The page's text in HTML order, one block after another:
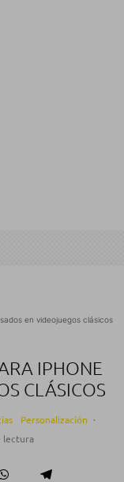
en videojuegos clásicos
IPHONE
CLÁSICOS
Personalización ·
lectura